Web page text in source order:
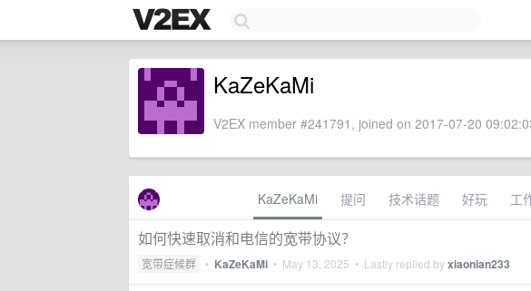
KaZeKaMi
V2EX member #241791, joined on 2017-07-20
KaZeKaMi 提问 技术话题 好玩 工
如何快速取消和电信的宽带协议？
宽带症候群 • KaZeKaMi • May 13, 2025 • Lastly replied byxiaonian233